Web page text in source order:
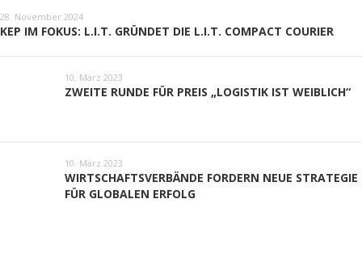
28. November 2024
KEP IM FOKUS: L.I.T. GRÜNDET DIE L.I.T. COMPACT COURIER
10. März 2023
ZWEITE RUNDE FÜR PREIS „LOGISTIK IST WEIBLICH“
10. März 2023
WIRTSCHAFTSVERBÄNDE FORDERN NEUE STRATEGIE
FÜR GLOBALEN ERFOLG